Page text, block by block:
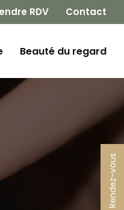
Rendez-vous
RDV Contact
Beauté du regard